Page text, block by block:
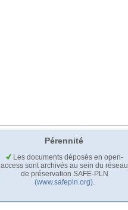
Pérennité
Les documents déposés en open-
access sont archivés au sein du réseau
de préservation SAFE-PLN
(www.safepln.org).